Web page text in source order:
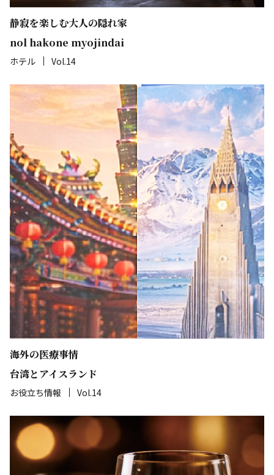
静寂を楽しむ大人の隠れ家
nol hakone myojindai
ホテル Vol.14
海外の医療事情
台湾とアイスランド
お役立ち情報 Vol.14